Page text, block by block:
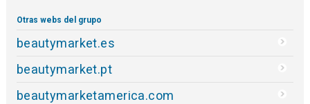
Otras webs del grupo
beautymarket.es
beautymarket.pt
beautymarketamerica.com